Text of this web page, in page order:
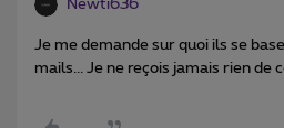
Newti636
Je me demande sur quoi ils se
mails... Je ne reçois jamais rien de